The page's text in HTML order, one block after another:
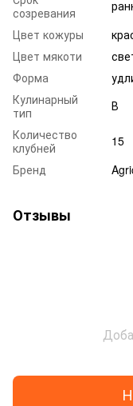
созревания
Цвет кожуры
Цвет мякоти
Форма
Кулинарный
тип
В
Количество
клубней
15
Бренд
Отзывы